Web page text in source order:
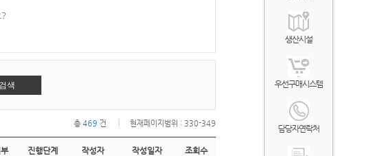
검색
총 469 건 현재페이지범위 : 330-349
진행단계 작성자 작성일자 조회수
생산시설
우선구매시스템
담당자연락처